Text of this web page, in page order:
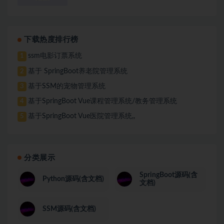
下载热度排行榜
1 ssm电影订票系统
2 基于 SpringBoot养老院管理系统
3 基于SSM的宠物管理系统
4 基于SpringBoot Vue课程管理系统/教务管理系统
5 基于SpringBoot Vue医院管理系统,,
分类展示
Python源码(含文档)
SpringBoot源码(含
文档)
SSM源码(含文档)